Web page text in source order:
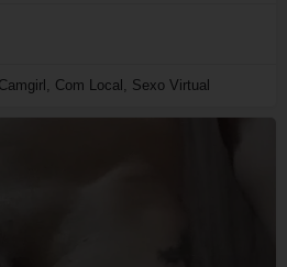
Com Local, Sexo Virtual